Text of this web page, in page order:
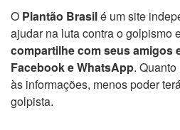
O Plantão Brasilé um site
ajudar na luta contra o golpismo
compartilhe com seus amigos
Facebook e WhatsApp.
às informações, menos poder
golpista.